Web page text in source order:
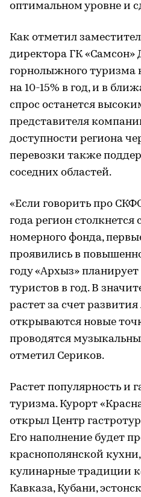
оптимальном уровне и
Как отметил
директора ГК «Самсон»
горнолыжного туризма
на 10-15% в год, и в
спрос останется
представителя
доступности региона
перевозки также
соседних областей.
«Если говорить про
года регион столкнется
номерного фонда,
проявились в
году «Архыз»
туристов в год. В
растет за счет
открываются новые
проводятся
отметил Сериков.
Растет популярность и
туризма. Курорт
открыл Центр
Его наполнение будет
краснополянской
кулинарные традиции
Кавказа, Кубани,